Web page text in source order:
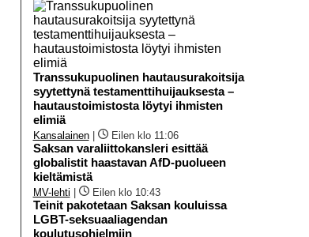
Transsukupuolinen hautausurakoitsija
syytettynä testamenttihuijauksesta –
hautaustoimistosta löytyi ihmisten
elimiä
Kansalainen| Eilen klo 11:06
Saksan varaliittokansleri esittää
globalistit haastavan AfD-puolueen
kieltämistä
MV-lehti Eilen klo 10:43
Teinit pakotetaan Saksan kouluissa
LGBT-seksuaaliagendan
koulutusohjelmiin